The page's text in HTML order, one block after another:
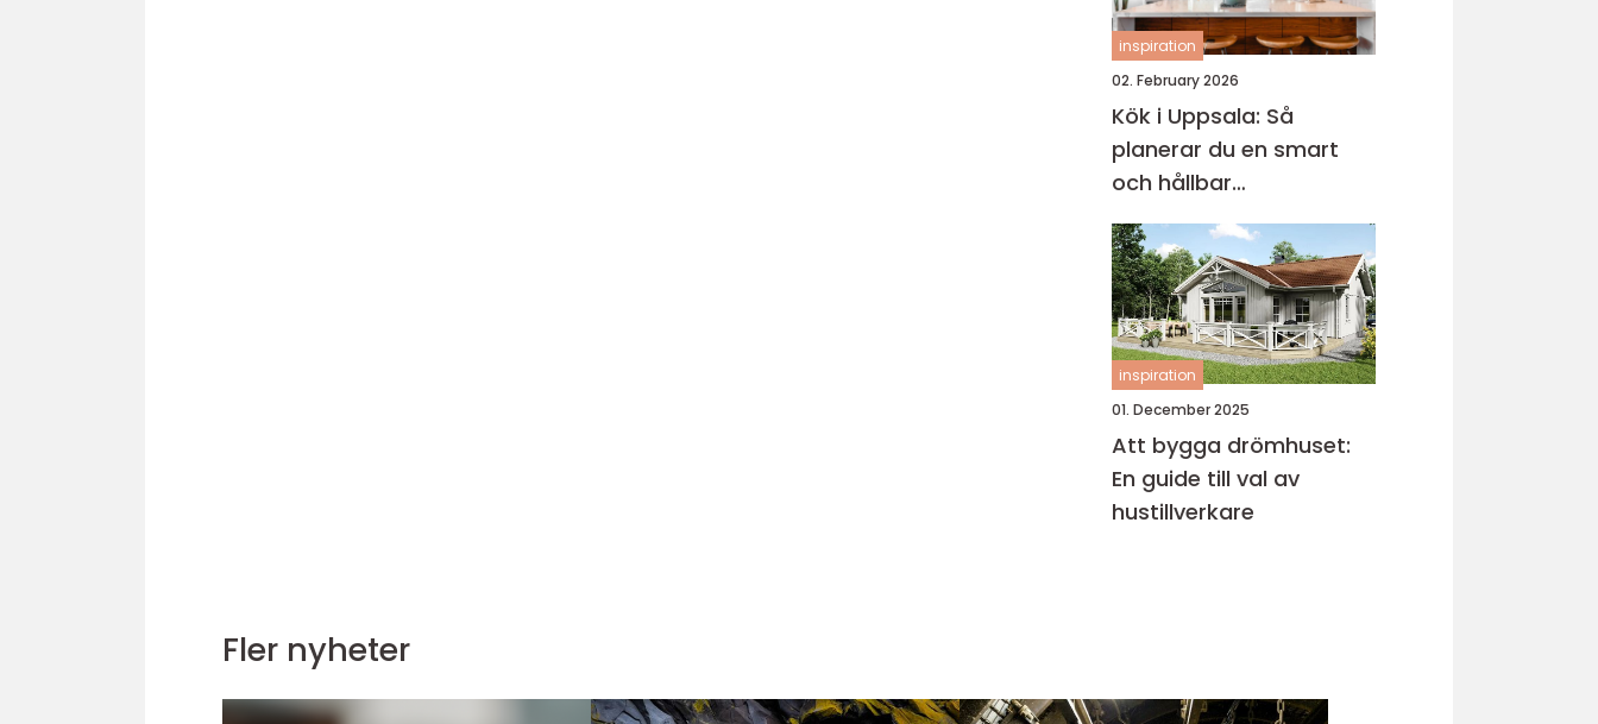
inspiration
02. February 2026
Kök i Uppsala: Så
planerar du en smart
och hållbar
köksrenovering
inspiration
01. December 2025
Att bygga drömhuset:
En guide till val av
hustillverkare
Fler nyheter